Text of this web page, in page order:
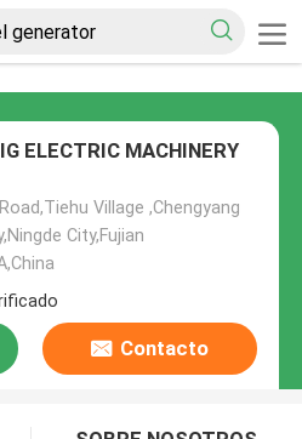
ELECTRIC MACHINERY
Village ,Chengyang
City,Fujian
Contacto